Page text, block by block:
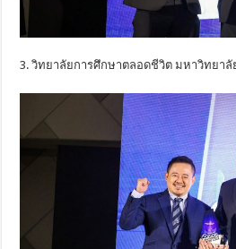
3. วิทยาลัยการศึกษาตลอดชีวิต มหาวิทยาลั